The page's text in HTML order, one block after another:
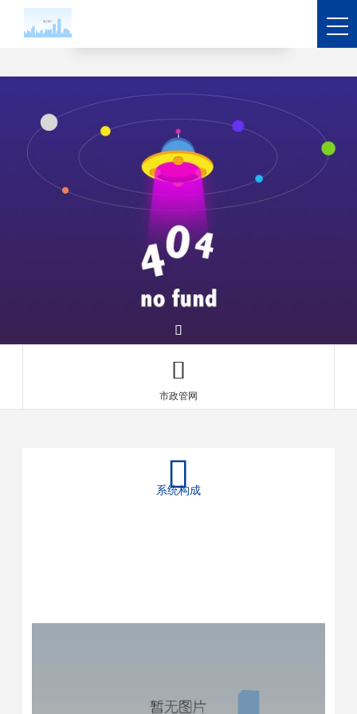
业务领域-pa凯发真人


市政管网

系统构成